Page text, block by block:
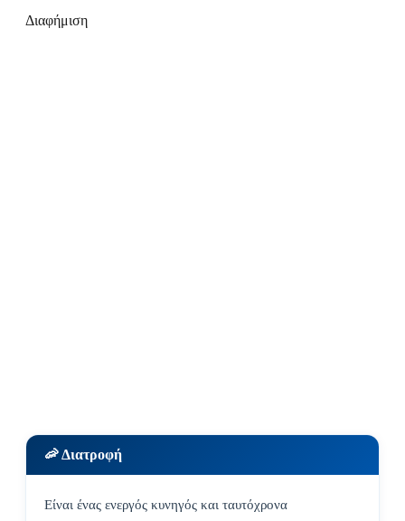
Διαφήμιση
🦐 Διατροφή
Είναι ένας ενεργός κυνηγός και ταυτόχρονα